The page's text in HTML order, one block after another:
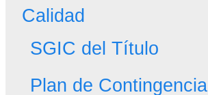
Calidad
SGIC del Título
Plan de Contingencia